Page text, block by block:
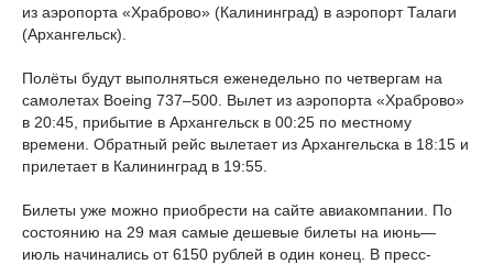
из аэропорта «Храброво» (Калининград) в аэропорт Талаги
(Архангельск).
Полёты будут выполняться еженедельно по четвергам на
самолетах Boeing 737–500. Вылет из аэропорта «Храброво»
в 20:45, прибытие в Архангельск в 00:25 по местному
времени. Обратный рейс вылетает из Архангельска в 18:15 и
прилетает в Калининград в 19:55.
Билеты уже можно приобрести на сайте авиакомпании. По
состоянию на 29 мая самые дешевые билеты на июнь—
июль начинались от 6150 рублей в один конец. В пресс-